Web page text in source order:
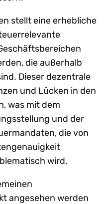
stellt eine erhebliche
die außerhalb
Dieser dezentrale
und Lücken in den
was mit dem
und der
die von
wird.
angesehen werden